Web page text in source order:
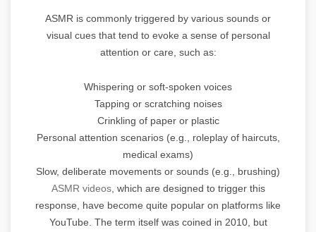
ASMR is commonly triggered by various sounds or
visual cues that tend to evoke a sense of personal
attention or care, such as:
Whispering or soft-spoken voices
Tapping or scratching noises
Crinkling of paper or plastic
Personal attention scenarios (e.g., roleplay of haircuts,
medical exams)
Slow, deliberate movements or sounds (e.g., brushing)
ASMR videos, which are designed to trigger this
response, have become quite popular on platforms like
YouTube. The term itself was coined in 2010, but